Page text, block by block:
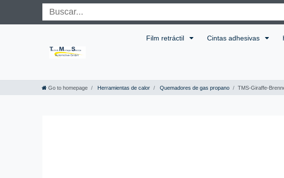
Film retráctil Cintas adhesivas
Go to homepage Herramientas de calor Quemadores de gas propano TMS-Giraffe-